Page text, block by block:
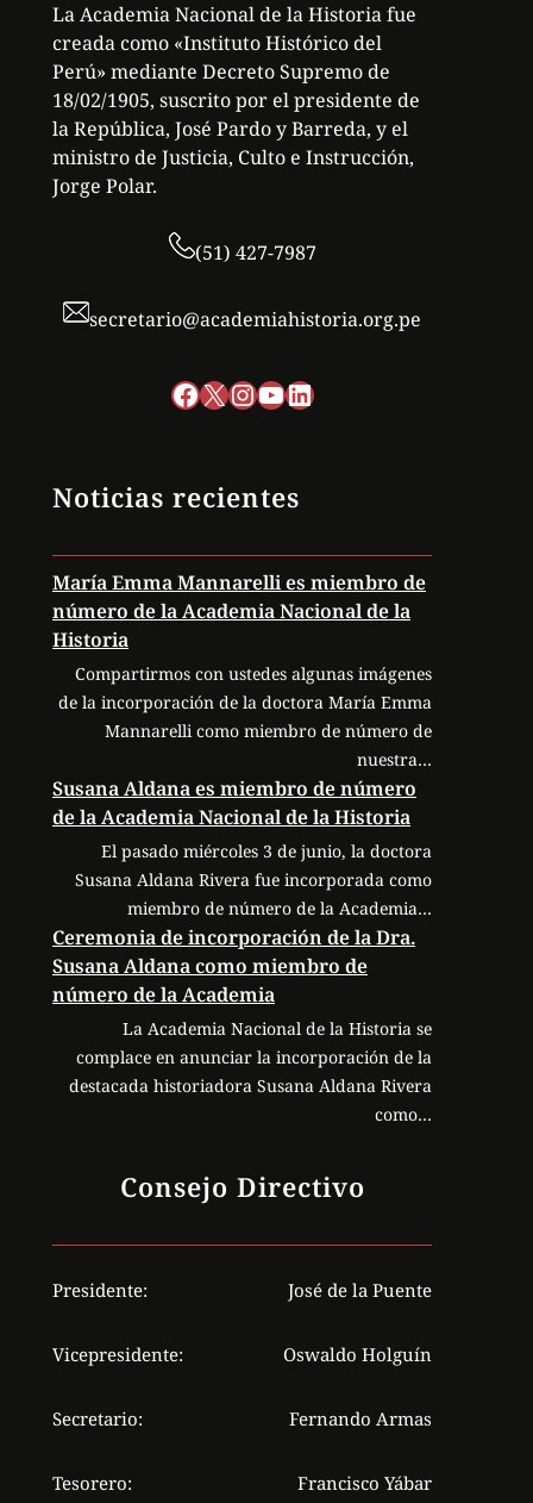
La Academia Nacional de la Historia fue
creada como «Instituto Histórico del
Perú» mediante Decreto Supremo de
18/02/1905, suscrito por el presidente de
la República, José Pardo y Barreda, y el
ministro de Justicia, Culto e Instrucción,
Jorge Polar.
(51) 427-7987
secretario@academiahistoria.org.pe
Facebook
X Instagram
YouTube
LinkedIn
Noticias recientes
María Emma Mannarelli es miembro de
número de la Academia Nacional de la
Historia
Compartirmos con ustedes algunas imágenes
de la incorporación de la doctora María Emma
Mannarelli como miembro de número de
nuestra…
Susana Aldana es miembro de número
de la Academia Nacional de la Historia
El pasado miércoles 3 de junio, la doctora
Susana Aldana Rivera fue incorporada como
miembro de número de la Academia…
Ceremonia de incorporación de la Dra.
Susana Aldana como miembro de
número de la Academia
La Academia Nacional de la Historia se
complace en anunciar la incorporación de la
destacada historiadora Susana Aldana Rivera
como…
Consejo Directivo
Presidente: José de la Puente
Vicepresidente: Oswaldo Holguín
Secretario: Fernando Armas
Tesorero: Francisco Yábar